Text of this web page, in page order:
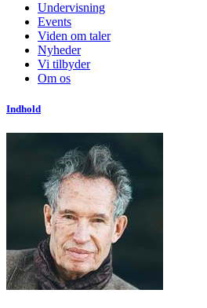
Undervisning
Events
Viden om taler
Nyheder
Vi tilbyder
Om os
Indhold